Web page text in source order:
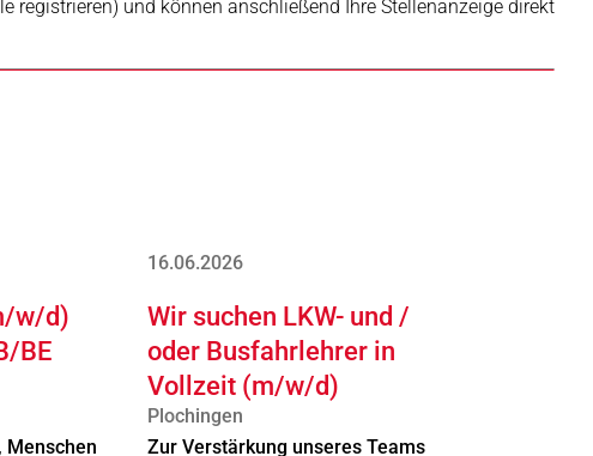
registrieren) und können anschließend Ihre Stellenanzeige direkt
w/d)
BE
Menschen
16.06.2026
Wir suchen LKW- und /
oder Busfahrlehrer in
Vollzeit (m/w/d)
Plochingen
Zur Verstärkung unseres Teams